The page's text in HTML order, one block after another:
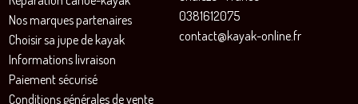
Nos marques partenaires
Choisir sa jupe de kayak
Informations livraison
Paiement sécurisé
Conditions générales de vente
0381612075
contact@kayak-online.fr